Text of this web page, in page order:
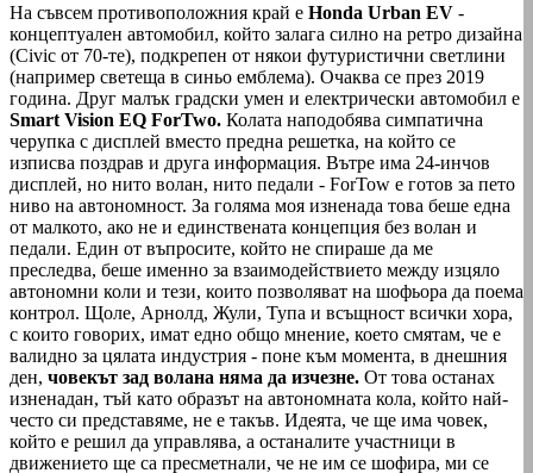
На съвсем противоположния край е Honda Urban EV -
концептуален автомобил, който залага силно на ретро дизайна
(Civic от 70-те), подкрепен от някои футуристични светлини
(например светеща в синьо емблема). Очак­ва се през 2019
година. Друг малък градски умен и електрически автомобил е
Smart Vision EQ ForTwo. Колата наподобява симпатична
черупка с дисплей вместо предна решетка, на който се
изписва поздрав и друга информация. Вътре има 24-инчов
дисплей, но нито волан, нито педали - ForTow е готов за пето
ниво на автономност. За голяма моя изненада това беше една
от малкото, ако не и единствената концепция без волан и
педали. Един от въпросите, който не спираше да ме
преследва, беше именно за взаимодействието между изцяло
автономни коли и тези, които позволяват на шофьора да поема
контрол. Щоле, Арнолд, Жули, Тупа и всъщност всички хора,
с които говорих, имат едно общо мнение, което смятам, че е
валидно за цялата индустрия - поне към момента, в днешния
ден, човекът зад волана няма да изчезне. От това останах
изненадан, тъй като образът на автономната кола, който най-
често си представяме, не е такъв. Идеята, че ще има човек,
който е решил да управлява, а останалите участници в
движението ще са пресметнали, че не им се шофира, ми се